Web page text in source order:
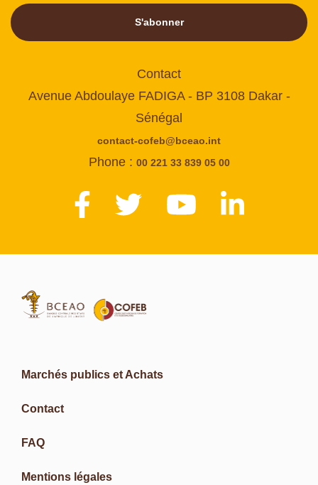
S'abonner
Contact
Avenue Abdoulaye FADIGA - BP 3108 Dakar -
Sénégal
contact-cofeb@bceao.int
Phone : 00 221 33 839 05 00
Marchés publics et Achats
Contact
FAQ
Mentions légales